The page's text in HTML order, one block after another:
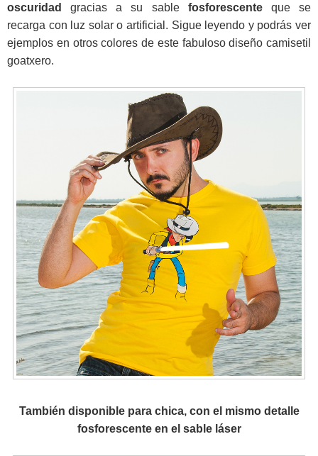
oscuridad
gracias a su sable fosforescenteque se
recarga con luz solar o artificial. Sigue leyendo y podrás ver
ejemplos en otros colores de este fabuloso diseño camisetil
goatxero.
También disponible para chica, con el mismo detalle
fosforescente en el sable láser